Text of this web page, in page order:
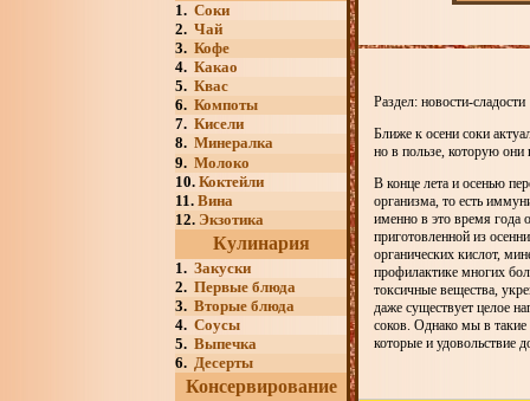
1. Соки
2. Чай
3. Кофе
4. Какао
5. Квас
6. Компоты
7. Кисели
8. Минералка
9. Молоко
10. Коктейли
11. Вина
12. Экзотика
Кулинария
1. Закуски
2. Первые блюда
3. Вторые блюда
4. Соусы
5. Выпечка
6. Десерты
Консервирование
Раздел: новости-сладости
Ближе к осени соки
но в пользе, которую
В конце лета и осенью
организма, то есть
именно в это время года
приготовленной из
органических кислот,
профилактике многих
токсичные вещества,
даже существует целое
соков. Однако мы в такие
которые и удовольствие